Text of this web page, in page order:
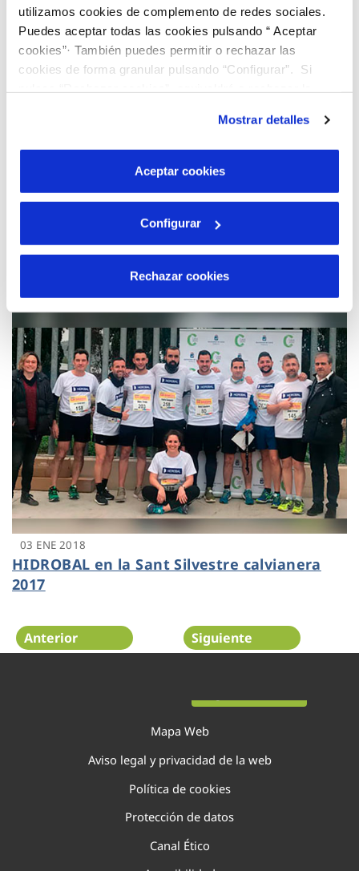
utilizamos cookies de complemento de redes sociales.
Puedes aceptar todas las cookies pulsando “ Aceptar
cookies”· También puedes permitir o rechazar las
cookies de forma granular pulsando “Configurar”. Si
son indispensables para que el sitio web funcione y que
por tanto no se pueden desactivar. Puedes consultar
más información en nuestraPolítica de Cookies
Mostrar detalles
Aceptar cookies
Configurar
Rechazar cookies
Simulacro para mejorar la seguridad de los
03 ENE 2018
HIDROBAL en la Sant Silvestre calvianera
2017
Anterior Siguiente
Mapa Web
Aviso legal y privacidad de la web
Política de cookies
Protección de datos
Canal Ético